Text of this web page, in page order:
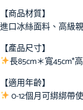
【商品材質】
進口冰絲面料、高級
【產品尺寸】
長85cm＊寬45cm*
【適用年齡】
0-12個月可綁綁帶